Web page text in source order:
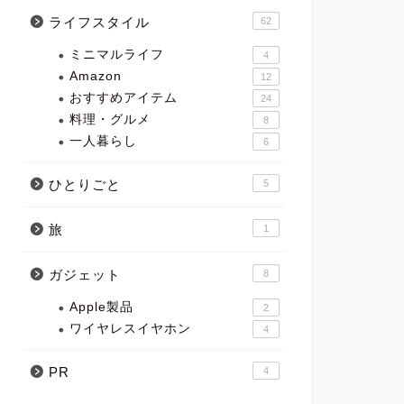
ライフスタイル 62
ミニマルライフ 4
Amazon 12
おすすめアイテム 24
料理・グルメ 8
一人暮らし 6
ひとりごと 5
旅 1
ガジェット 8
Apple製品 2
ワイヤレスイヤホン 4
PR 4